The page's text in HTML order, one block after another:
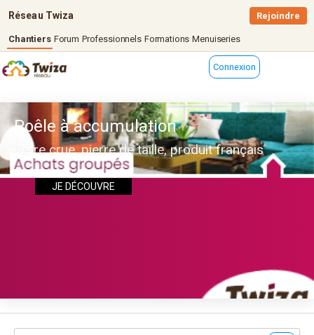
Réseau Twiza
Chantiers Forum Professionnels Formations Menuiseries
Rejoindre
Connexion
Poêle à accumulation
Terre crue, pierre de taille, produit français
JE DÉCOUVRE